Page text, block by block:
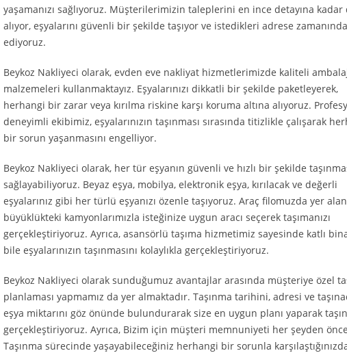
yaşamanızı sağlıyoruz. Müşterilerimizin taleplerini en ince detayına kadar
alıyor, eşyalarını güvenli bir şekilde taşıyor ve istedikleri adrese
ediyoruz.
Beykoz Nakliyeci olarak, evden eve nakliyat hizmetlerimizde kaliteli
malzemeleri kullanmaktayız. Eşyalarınızı dikkatli bir şekilde paketleyerek,
herhangi bir zarar veya kırılma riskine karşı koruma altına alıyoruz.
deneyimli ekibimiz, eşyalarınızın taşınması sırasında titizlikle çalışarak
bir sorun yaşanmasını engelliyor.
Beykoz Nakliyeci olarak, her tür eşyanın güvenli ve hızlı bir şekilde
sağlayabiliyoruz. Beyaz eşya, mobilya, elektronik eşya, kırılacak ve değerli
eşyalarınız gibi her türlü eşyanızı özenle taşıyoruz. Araç filomuzda yer
büyüklükteki kamyonlarımızla isteğinize uygun aracı seçerek taşımanızı
gerçekleştiriyoruz. Ayrıca, asansörlü taşıma hizmetimiz sayesinde katlı
bile eşyalarınızın taşınmasını kolaylıkla gerçekleştiriyoruz.
Beykoz Nakliyeci olarak sunduğumuz avantajlar arasında müşteriye özel
planlaması yapmamız da yer almaktadır. Taşınma tarihini, adresi ve
eşya miktarını göz önünde bulundurarak size en uygun planı yaparak
gerçekleştiriyoruz. Ayrıca, Bizim için müşteri memnuniyeti her şeyden
Taşınma sürecinde yaşayabileceğiniz herhangi bir sorunla